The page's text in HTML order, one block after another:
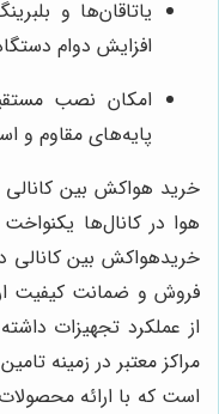
یاتاقان‌ها و
افزایش دوام
امکان نصب
پایه‌های مقاوم و
خرید هواکش بین
هوا در کانال‌ها
خریدهواکش بین کانالی
فروش و ضمانت کیفیت
از عملکرد تجهیزات
مراکز معتبر در زمینه
است که با ارائه